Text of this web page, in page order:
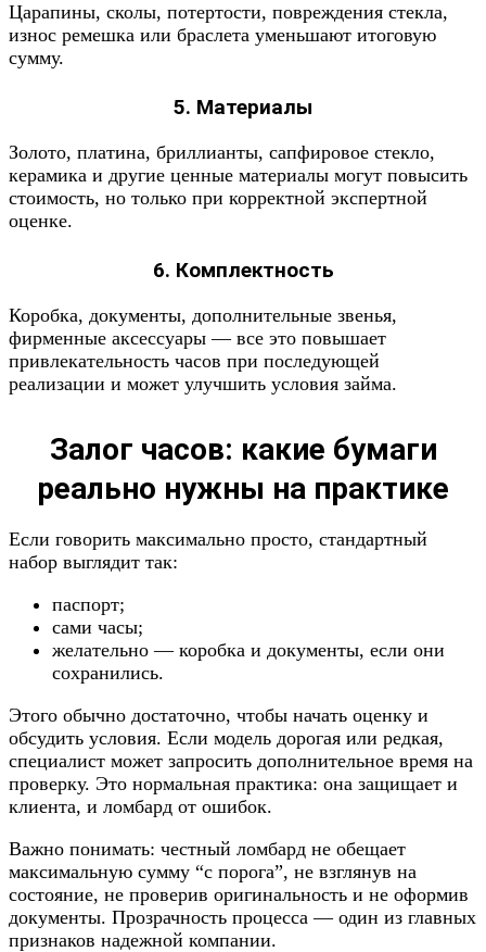
Царапины, сколы, потертости, повреждения стекла,
износ ремешка или браслета уменьшают итоговую
сумму.
5. Материалы
Золото, платина, бриллианты, сапфировое стекло,
керамика и другие ценные материалы могут повысить
стоимость, но только при корректной экспертной
оценке.
6. Комплектность
Коробка, документы, дополнительные звенья,
фирменные аксессуары — все это повышает
привлекательность часов при последующей
реализации и может улучшить условия займа.
Залог часов: какие бумаги
реально нужны на практике
Если говорить максимально просто, стандартный
набор выглядит так:
паспорт;
сами часы;
желательно — коробка и документы, если они
сохранились.
Этого обычно достаточно, чтобы начать оценку и
обсудить условия. Если модель дорогая или редкая,
специалист может запросить дополнительное время на
проверку. Это нормальная практика: она защищает и
клиента, и ломбард от ошибок.
Важно понимать: честный ломбард не обещает
максимальную сумму “с порога”, не взглянув на
состояние, не проверив оригинальность и не оформив
документы. Прозрачность процесса — один из главных
признаков надежной компании.